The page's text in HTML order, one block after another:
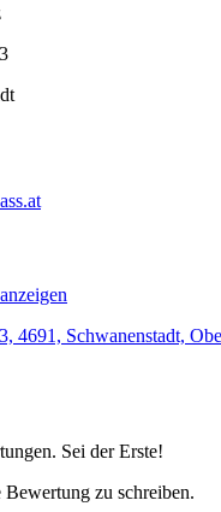
4691, Schwanenstadt,
Sei der Erste!
Bewertung zu schreiben.